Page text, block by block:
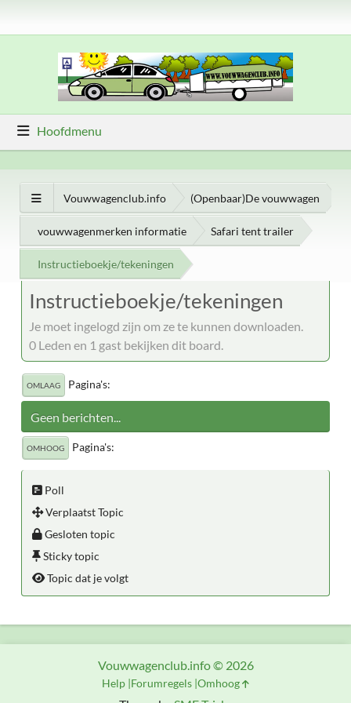
Hoofdmenu
Vouwwagenclub.info (Openbaar)De vouwwagen
vouwwagenmerken informatie Safari tent trailer
Instructieboekje/tekeningen
Instructieboekje/tekeningen
Je moet ingelogd zijn om ze te kunnen downloaden.
0 Leden en 1 gast bekijken dit board.
OMLAAG Pagina's
Geen berichten...
OMHOOG Pagina's
Poll
Verplaatst Topic
Gesloten topic
Sticky topic
Topic dat je volgt
Vouwwagenclub.info © 2026
Help Forumregels Omhoog